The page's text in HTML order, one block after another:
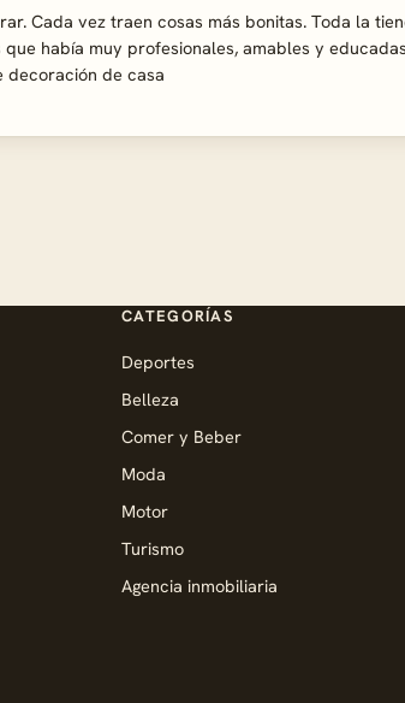
Cada vez traen cosas más bonitas. Toda la
había muy profesionales, amables y
decoración de casa
CATEGORÍAS
Deportes
Belleza
Comer y Beber
Moda
Motor
Turismo
Agencia inmobiliaria